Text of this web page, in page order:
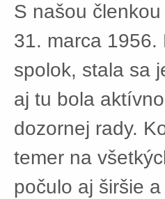
S našou členkou
31. marca
spolok, stala sa
aj tu bola
dozornej rady.
temer na
počulo aj širšie